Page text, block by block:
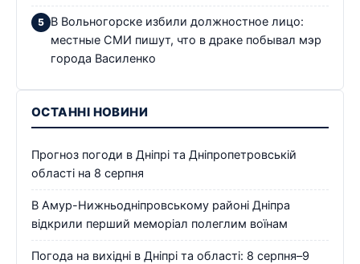
В Вольногорске избили должностное лицо:
местные СМИ пишут, что в драке побывал мэр
города Василенко
ОСТАННІ НОВИНИ
Прогноз погоди в Дніпрі та Дніпропетровській
області на 8 серпня
В Амур-Нижньодніпровському районі Дніпра
відкрили перший меморіал полеглим воїнам
Погода на вихідні в Дніпрі та області: 8 серпня–9